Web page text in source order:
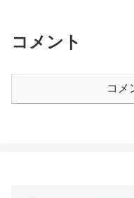
コメント
コメ